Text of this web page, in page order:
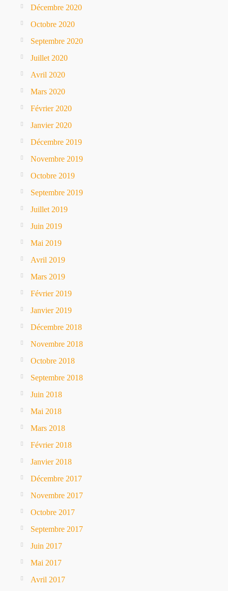
Décembre 2020
Octobre 2020
Septembre 2020
Juillet 2020
Avril 2020
Mars 2020
Février 2020
Janvier 2020
Décembre 2019
Novembre 2019
Octobre 2019
Septembre 2019
Juillet 2019
Juin 2019
Mai 2019
Avril 2019
Mars 2019
Février 2019
Janvier 2019
Décembre 2018
Novembre 2018
Octobre 2018
Septembre 2018
Juin 2018
Mai 2018
Mars 2018
Février 2018
Janvier 2018
Décembre 2017
Novembre 2017
Octobre 2017
Septembre 2017
Juin 2017
Mai 2017
Avril 2017